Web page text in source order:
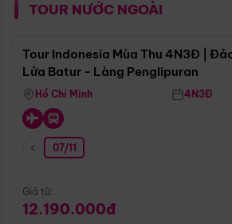
TOUR NƯỚC NGOÀI
Tour Indonesia Mùa Thu 4N3Đ |
Lửa Batur - Làng Penglipuran
Hồ Chí Minh 4N3Đ
07/11
Giá từ:
12.190.000đ